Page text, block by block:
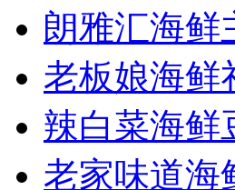
朗雅汇海鲜
老板娘海鲜
辣白菜海鲜
老家味道海